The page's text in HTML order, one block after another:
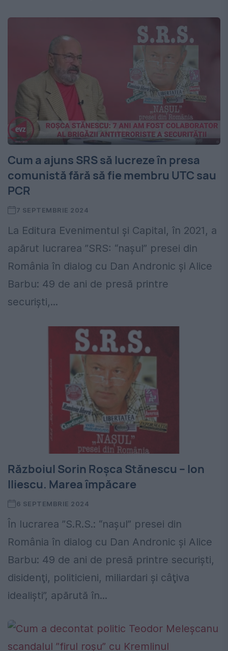
Cum a ajuns SRS să lucreze în presa
comunistă fără să fie membru UTC sau
PCR
7 SEPTEMBRIE 2024
La Editura Evenimentul şi Capital, în 2021, a
apărut lucrarea ”SRS: “naşul” presei din
România în dialog cu Dan Andronic şi Alice
Barbu: 49 de ani de presă printre
securişti,...
Războiul Sorin Roșca Stănescu – Ion
Iliescu. Marea împăcare
6 SEPTEMBRIE 2024
În lucrarea ”S.R.S.: “naşul” presei din
România în dialog cu Dan Andronic şi Alice
Barbu: 49 de ani de presă printre securişti,
disidenţi, politicieni, miliardari şi câţiva
idealişti”, apărută în...